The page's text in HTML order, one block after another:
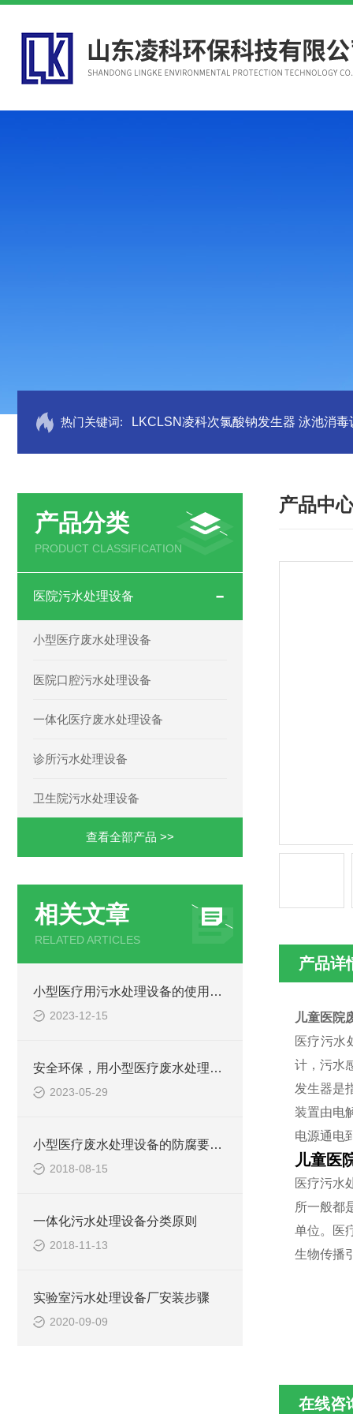
热门关键词: LKCLSN凌科次氯酸钠发生器 泳池消
产品分类
PRODUCT CLASSIFICATION
医院污水处理设备
小型医疗废水处理设备
医院口腔污水处理设备
一体化医疗废水处理设备
诊所污水处理设备
卫生院污水处理设备
查看全部产品 >>
相关文章
RELATED ARTICLES
小型医疗用污水处理设备的使用注意事项
2023-12-15
安全环保，用小型医疗废水处理设备
2023-05-29
小型医疗废水处理设备的防腐要求你做到了吗
2018-08-15
一体化污水处理设备分类原则
2018-11-13
实验室污水处理设备厂安装步骤
2020-09-09
产品中
产品详
儿童医院
医疗污水
计，污水
发生器是
装置由电
电源通电
儿童医
医疗污水
所一般都
单位。医
生物传播
在线咨